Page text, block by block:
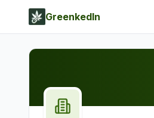
GreenkedIn